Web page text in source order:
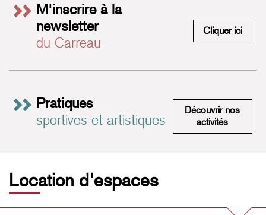
M'inscrire à la
newsletter
du Carreau
Cliquer ici
Pratiques
sportives et artistiques
Découvrir nos
activités
Location d'espaces